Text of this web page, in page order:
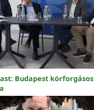
Budapest körforgásos